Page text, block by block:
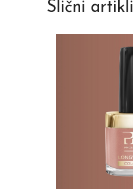
Slični artikli